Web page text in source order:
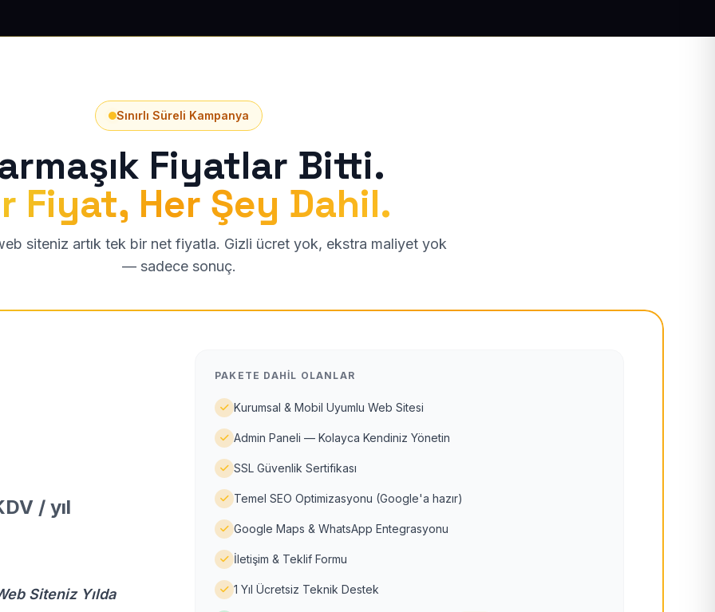
Sınırlı Süreli Kampanya
Fiyatlar Bitti.
Fiyat, Her Şey Dahil.
siteniz artık tek bir net fiyatla. Gizli ücret yok, ekstra maliyet yok
— sadece sonuç.
/ yıl
Siteniz Yılda
PAKETE DAHIL OLANLAR
Kurumsal & Mobil Uyumlu Web Sitesi
Admin Paneli — Kolayca Kendiniz Yönetin
SSL Güvenlik Sertifikası
Temel SEO Optimizasyonu (Google'a hazır)
Google Maps & WhatsApp Entegrasyonu
İletişim & Teklif Formu
1 Yıl Ücretsiz Teknik Destek